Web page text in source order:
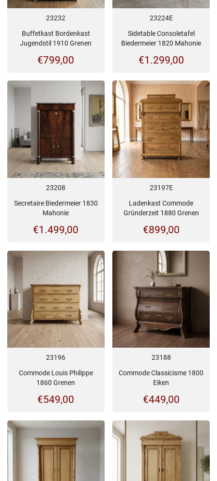
23232
Buffetkast Bordenkast
Jugendstil 1910 Grenen
€799,00
23224E
Sidetable Consoletafel
Biedermeier 1820 Mahonie
€1.299,00
23208
Secretaire Biedermeier 1830
Mahonie
€1.499,00
23197E
Ladenkast Commode
Gründerzeit 1880 Grenen
€899,00
23196
Commode Louis Philippe
1860 Grenen
€549,00
23188
Commode Classicisme 1800
Eiken
€449,00